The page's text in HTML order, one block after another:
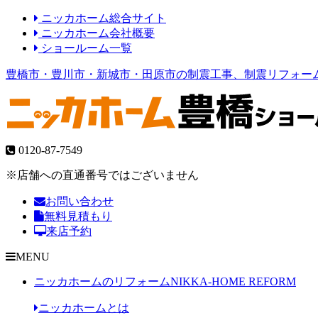
ニッカホーム総合サイト
ニッカホーム会社概要
ショールーム一覧
豊橋市・豊川市・新城市・田原市の制震工事、制震リフォー
0120-87-7549
※店舗への直通番号ではございません
お問い合わせ
無料見積もり
来店予約
MENU
ニッカホームのリフォームNIKKA-HOME REFORM
ニッカホームとは